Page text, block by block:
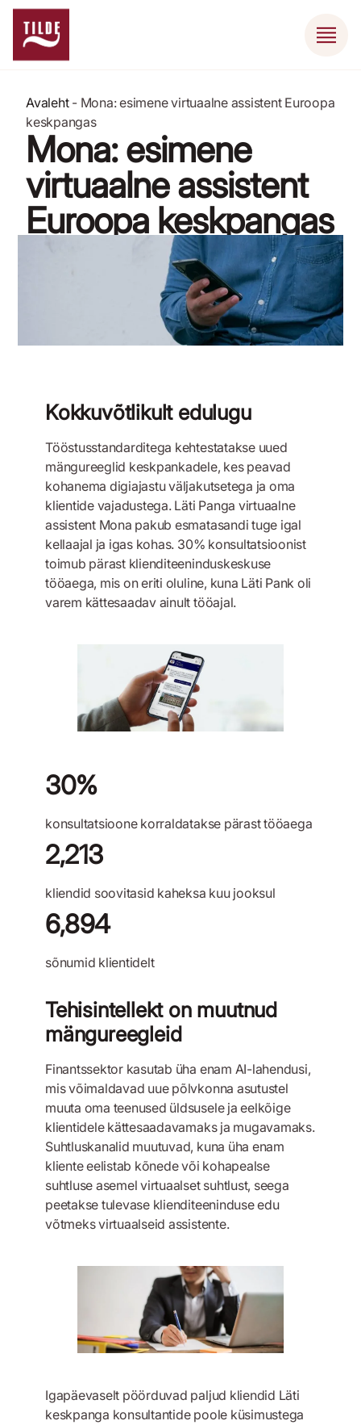
Avaleht- Mona: esimene virtuaalne assistent Euroopa
keskpangas
Mona: esimene
virtuaalne assistent
Euroopa keskpangas
Kokkuvõtlikult edulugu
Tööstusstandarditega kehtestatakse uued
mängureeglid keskpankadele, kes peavad
kohanema digiajastu väljakutsetega ja oma
klientide vajadustega. Läti Panga virtuaalne
assistent Mona pakub esmatasandi tuge igal
kellaajal ja igas kohas. 30% konsultatsioonist
toimub pärast klienditeeninduskeskuse
tööaega, mis on eriti oluline, kuna Läti Pank oli
varem kättesaadav ainult tööajal.
30%
konsultatsioone korraldatakse pärast tööaega
2,213
kliendid soovitasid kaheksa kuu jooksul
6,894
sõnumid klientidelt
Tehisintellekt on muutnud
mängureegleid
Finantssektor kasutab üha enam AI-lahendusi,
mis võimaldavad uue põlvkonna asutustel
muuta oma teenused üldsusele ja eelkõige
klientidele kättesaadavamaks ja mugavamaks.
Suhtluskanalid muutuvad, kuna üha enam
kliente eelistab kõnede või kohapealse
suhtluse asemel virtuaalset suhtlust, seega
peetakse tulevase klienditeeninduse edu
võtmeks virtuaalseid assistente.
Igapäevaselt pöörduvad paljud kliendid Läti
keskpanga konsultantide poole küsimustega